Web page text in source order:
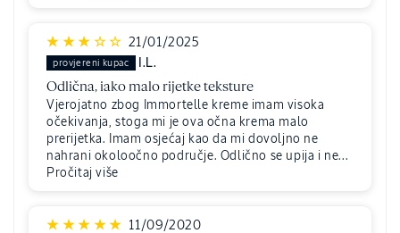
21/01/2025
I.L.
Odlična, iako malo rijetke teksture
Vjerojatno zbog Immortelle kreme imam visoka
očekivanja, stoga mi je ova očna krema malo
prerijetka. Imam osjećaj kao da mi dovoljno ne
nahrani okoloočno područje. Odlično se upija i ne...
Pročitaj više
11/09/2020